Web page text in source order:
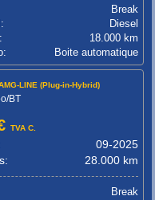
Break
Diesel
18.000 km
Boite automatique
LINE (Plug-in-Hybrid)
BT
TVA C.
09-2025
28.000 km
Break